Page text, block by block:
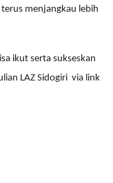
menjangkau lebih
ikut serta sukseskan
LAZ Sidogiri via link